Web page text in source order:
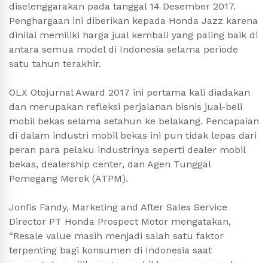
diselenggarakan pada tanggal 14 Desember 2017.
Penghargaan ini diberikan kepada Honda Jazz karena
dinilai memiliki harga jual kembali yang paling baik di
antara semua model di Indonesia selama periode
satu tahun terakhir.
OLX Otojurnal Award 2017 ini pertama kali diadakan
dan merupakan refleksi perjalanan bisnis jual-beli
mobil bekas selama setahun ke belakang. Pencapaian
di dalam industri mobil bekas ini pun tidak lepas dari
peran para pelaku industrinya seperti dealer mobil
bekas, dealership center, dan Agen Tunggal
Pemegang Merek (ATPM).
Jonfis Fandy, Marketing and After Sales Service
Director PT Honda Prospect Motor mengatakan,
“Resale value masih menjadi salah satu faktor
terpenting bagi konsumen di Indonesia saat